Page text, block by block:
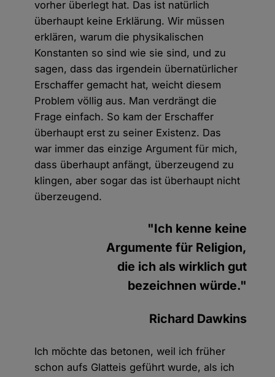
vorher überlegt hat. Das ist natürlich
überhaupt keine Erklärung. Wir müssen
erklären, warum die physikalischen
Konstanten so sind wie sie sind, und zu
sagen, dass das irgendein übernatürlicher
Erschaffer gemacht hat, weicht diesem
Problem völlig aus. Man verdrängt die
Frage einfach. So kam der Erschaffer
überhaupt erst zu seiner Existenz. Das
war immer das einzige Argument für mich,
dass überhaupt anfängt, überzeugend zu
klingen, aber sogar das ist überhaupt nicht
überzeugend.
"Ich kenne keine
Argumente für Religion,
die ich als wirklich gut
bezeichnen würde."
Richard Dawkins
Ich möchte das betonen, weil ich früher
schon aufs Glatteis geführt wurde, als ich